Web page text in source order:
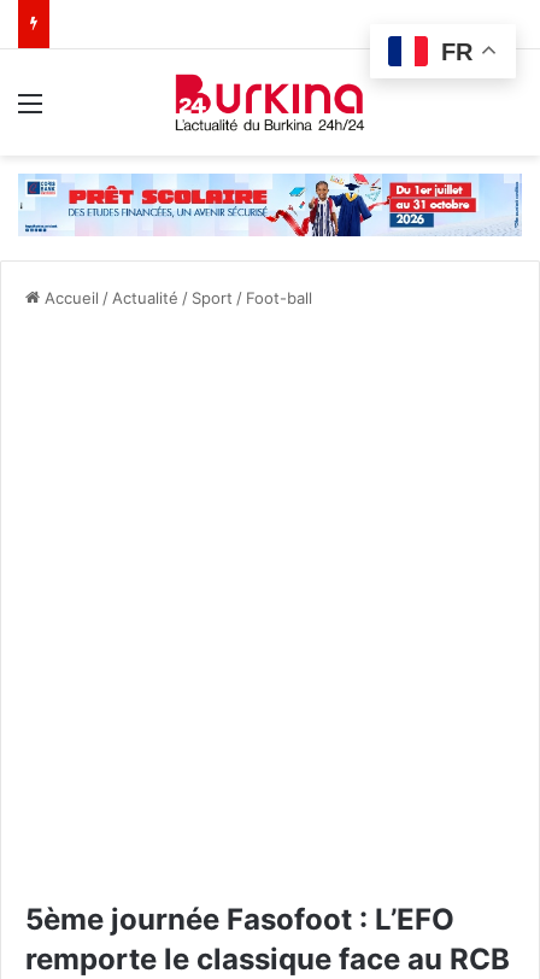
Accueil / Actualité / Sport / Foot-ball
5ème journée Fasofoot : L’EFO
remporte le classique face au RCB
FR